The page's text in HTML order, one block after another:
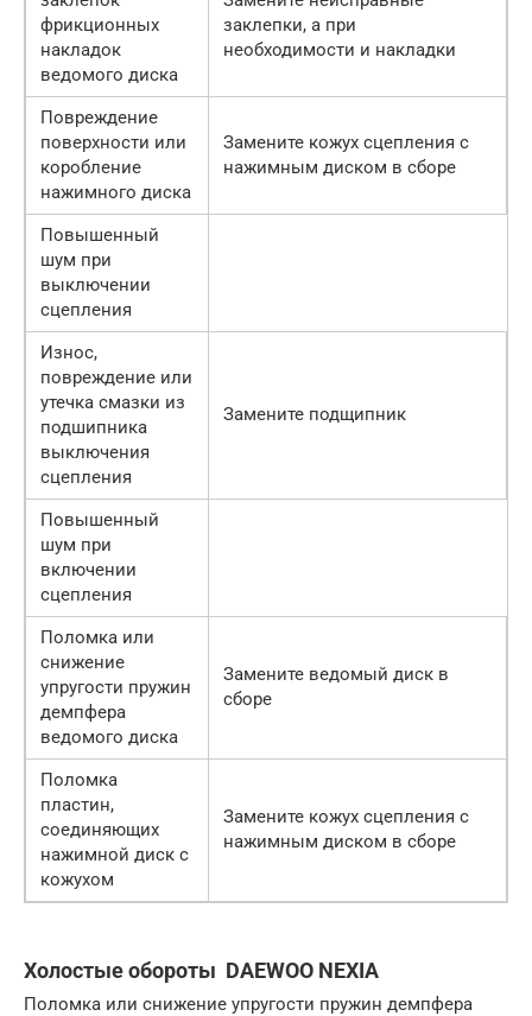
фрикционных
накладок
ведомого диска
заклепки, а при
необходимости и накладки
Повреждение
поверхности или
коробление
нажимного диска
Замените кожух сцепления с
нажимным диском в сборе
Повышенный
шум при
выключении
сцепления
Износ,
повреждение или
утечка смазки из
подшипника
выключения
сцепления
Замените подщипник
Повышенный
шум при
включении
сцепления
Поломка или
снижение
упругости пружин
демпфера
ведомого диска
Замените ведомый диск в
сборе
Поломка
пластин,
соединяющих
нажимной диск с
кожухом
Замените кожух сцепления с
нажимным диском в сборе
Холостые обороты DAEWOO NEXIA
Поломка или снижение упругости пружин демпфера